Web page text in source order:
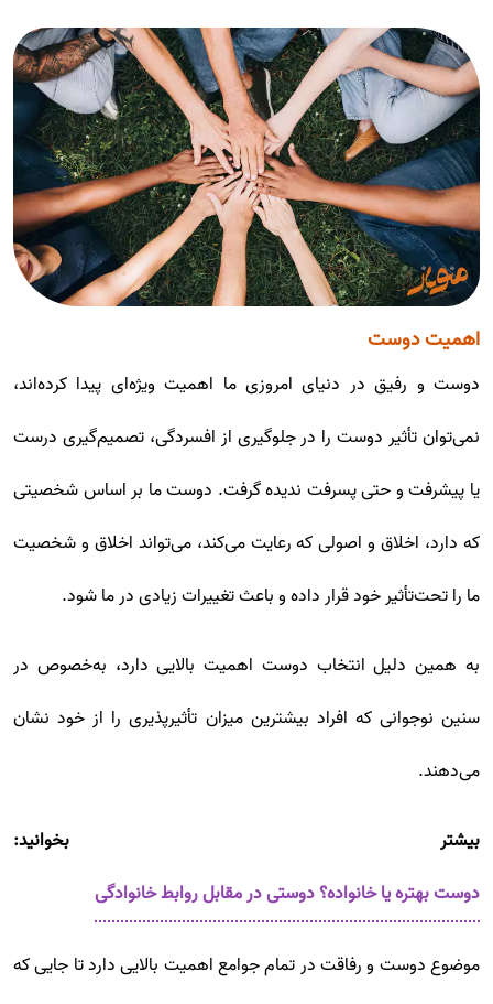
اهمیت دوست
دوست و رفیق در دنیای امروزی ما اهمیت ویژه‌ای پیدا کرده‌اند،
نمی‌توان تأثیر دوست را در جلوگیری از افسردگی، تصمیم‌گیری درست
یا پیشرفت و حتی پسرفت ندیده گرفت. دوست ما بر اساس شخصیتی
که دارد، اخلاق و اصولی که رعایت می‌کند، می‌تواند اخلاق و شخصیت
ما را تحت‌تأثیر خود قرار داده و باعث تغییرات زیادی در ما شود.
به همین دلیل انتخاب دوست اهمیت بالایی دارد، به‌خصوص در
سنین نوجوانی که افراد بیشترین میزان تأثیرپذیری را از خود نشان
می‌دهند.
بیشتر بخوانید:
دوست بهتره یا خانواده؟ دوستی در مقابل روابط خانوادگی
موضوع دوست و رفاقت در تمام جوامع اهمیت بالایی دارد تا جایی که